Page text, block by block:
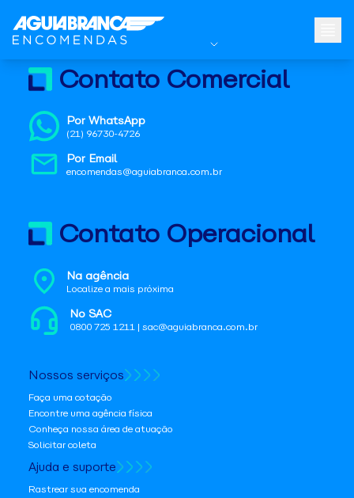
Contato Comercial
Por WhatsApp
(21) 96730-4726
Por Email
encomendas@aguiabranca.com.br
Contato Operacional
Na agência
Localize a mais próxima
No SAC
0800 725 1211 | sac@aguiabranca.com.br
Nossos serviços
Faça uma cotação
Encontre uma agência física
Conheça nossa área de atuação
Solicitar coleta
Ajuda e suporte
Rastrear sua encomenda